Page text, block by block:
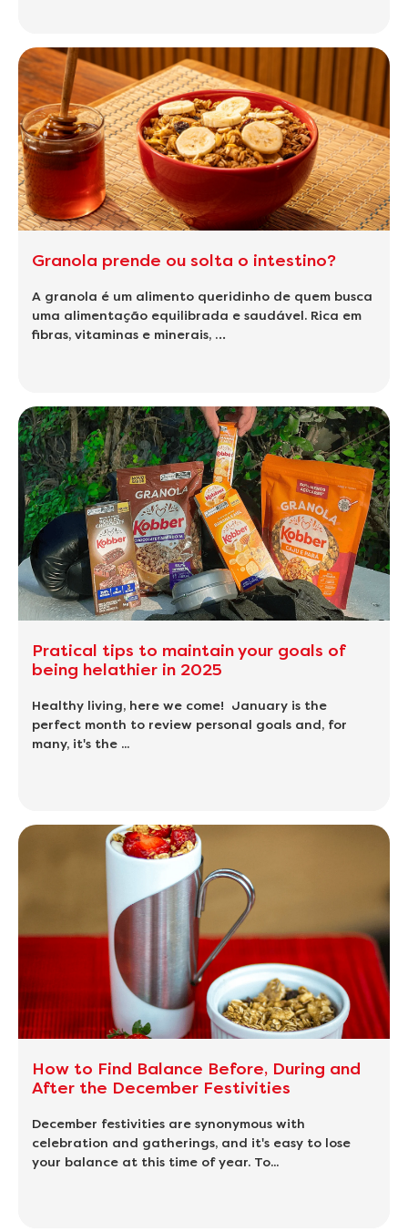
Granola prende ou solta o intestino?
A granola é um alimento queridinho de quem busca
uma alimentação equilibrada e saudável. Rica em
fibras, vitaminas e minerais, …
Pratical tips to maintain your goals of
being helathier in 2025
Healthy living, here we come! January is the
perfect month to review personal goals and, for
many, it's the ...
How to Find Balance Before, During and
After the December Festivities
December festivities are synonymous with
celebration and gatherings, and it's easy to lose
your balance at this time of year. To...